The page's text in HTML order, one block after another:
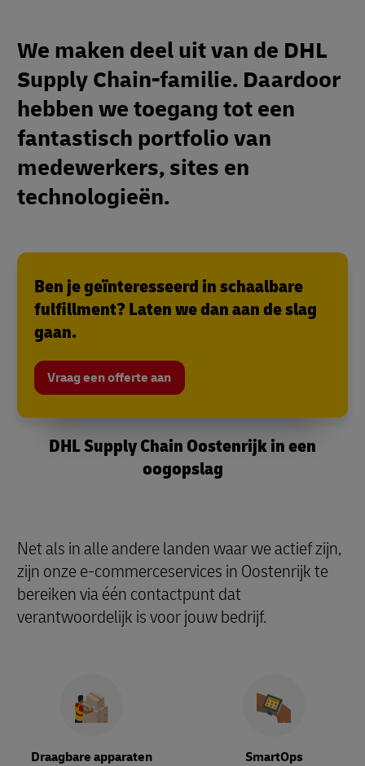
We maken deel uit van de DHL
Supply Chain-familie. Daardoor
hebben we toegang tot een
fantastisch portfolio van
medewerkers, sites en
technologieën.
Ben je geïnteresseerd in schaalbare
fulfillment? Laten we dan aan de slag
gaan.
Vraag een offerte aan
DHL Supply Chain Oostenrijk in een
oogopslag
Net als in alle andere landen waar we actief zijn,
zijn onze e-commerceservices in Oostenrijk te
bereiken via één contactpunt dat
verantwoordelijk is voor jouw bedrijf.
Draagbare apparaten SmartOps